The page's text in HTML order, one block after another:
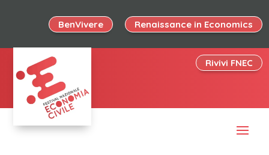
BenVivere Renaissance in Economics
Rivivi FNEC